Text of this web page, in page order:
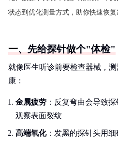
状态到优化测量方式，助你快速恢复
一、先给探针做个"体检"
就像医生听诊前要检查器械，
康：
金属疲劳 ：反复弯曲会导致
观察表面裂纹
高端氧化：发黑的探针头用